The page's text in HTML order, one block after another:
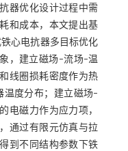
器优化设计过程中需
和成本，本文提出基
心电抗器多目标优化
，建立磁场–流场–温
线圈损耗密度作为热
度分布；建立磁场–
电磁力作为应力项，
通过有限元仿真与拉
到不同结构参数下铁